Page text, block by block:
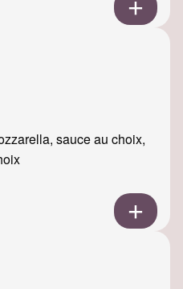
sauce au choix,